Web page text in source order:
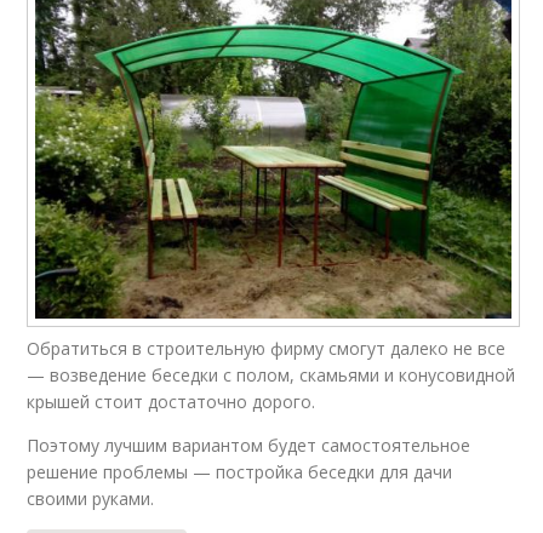
Обратиться в строительную фирму смогут далеко не все
— возведение беседки с полом, скамьями и конусовидной
крышей стоит достаточно дорого.
Поэтому лучшим вариантом будет самостоятельное
решение проблемы — постройка беседки для дачи
своими руками.